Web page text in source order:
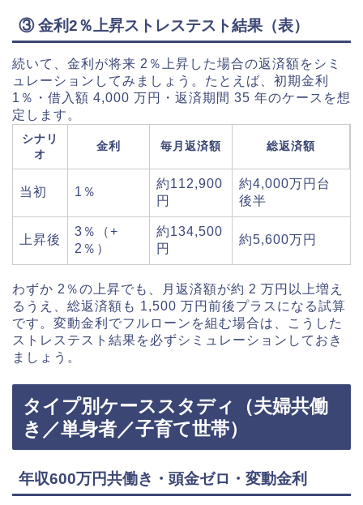
③ 金利2％上昇ストレステスト結果（表）
続いて、金利が将来 2％上昇した場合の返済額をシミ
ュレーションしてみましょう。たとえば、初期金利
1％・借入額 4,000 万円・返済期間 35 年のケースを想
定します。
シナリ
オ
金利 毎月返済額 総返済額
当初 1％
約112,900
円
約4,000万円台
後半
上昇後
3％（+
2％）
約134,500
円
約5,600万円
わずか 2％の上昇でも、月返済額が約 2 万円以上増え
るうえ、総返済額も 1,500 万円前後プラスになる試算
です。変動金利でフルローンを組む場合は、こうした
ストレステスト結果を必ずシミュレーションしておき
ましょう。
タイプ別ケーススタディ（夫婦共働
き／単身者／子育て世帯）
年収600万円共働き・頭金ゼロ・変動金利